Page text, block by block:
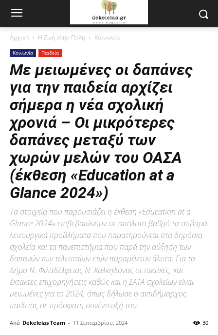
Αρχική Η Ζωή στην Πόλη Κοινωνία
Κοινωνία Παιδεία
Με μειωμένες οι δαπάνες
για την παιδεία αρχίζει
σήμερα η νέα σχολική
χρονιά – Οι μικρότερες
δαπάνες μεταξύ των
χωρών μελών του ΟΑΣΑ
(έκθεση «Education at a
Glance 2024»)
Τα στοιχεία που παρουσιάζει η έκθεση «Education at a
Glance 2024» επιβεβαιώνουν σε απόλυτο βαθμό τα σοβαρά
λειτουργικά προβλήματα που παρατηρούνται στα δημόσια
σχολεία και τα πανεπιστήμια που παρά την αύξηση των
δαπανών των τελευταίων ετών παραμένουν άλυτα. Για το
Δήμο Ν. Φιλαδέλφειας Ν. Χαλκηδόνας οι τακτικές, και
έκτακτες επιχορηγήσεις καθώς και η ΣΑΤΑ σχολείων είναι
μειωμένες για το 2024, όπως δήλωσε ο αντιδήμαρχος
παιδείας σε πρόσφατη συνέντευξή του.
Από Dekeleias Team - 11 Σεπτεμβρίου, 2024 30